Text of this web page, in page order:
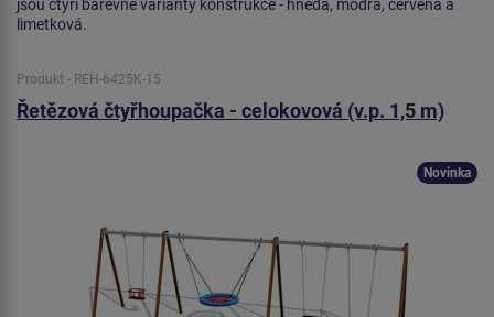
jsou čtyři barevné varianty konstrukce - hnědá, modrá, červená a
limetková.
Produkt - REH-6425K-15
Řetězová čtyřhoupačka - celokovová (v.p. 1,5 m)
Novinka